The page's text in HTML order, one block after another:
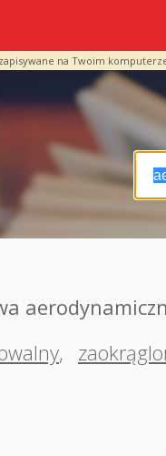
na Twoim
,